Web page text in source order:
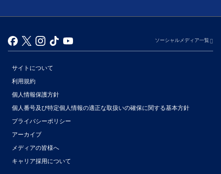
ソーシャルメディア一覧
サイトについて
利用規約
個人情報保護方針
個人番号及び特定個人情報の適正な取扱いの確保に関する基本方針
プライバシーポリシー
アーカイブ
メディアの皆様へ
キャリア採用について